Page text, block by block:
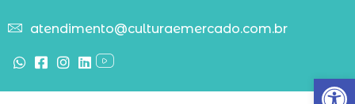
Abrir
atendimento@culturaemercado.com.br